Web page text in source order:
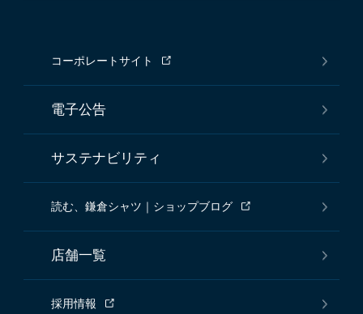
コーポレートサイト
電子公告
サステナビリティ
読む、鎌倉シャツ｜ショップブログ
店舗一覧
採用情報